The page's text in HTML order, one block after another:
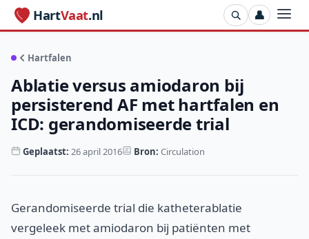
HartVaat.nl 👤
Hartfalen
Ablatie versus amiodaron bij
persisterend AF met hartfalen en
ICD: gerandomiseerde trial
Geplaatst: 26 april 2016 Bron: Circulation
Gerandomiseerde trial die katheterablatie
vergeleek met amiodaron bij patiënten met